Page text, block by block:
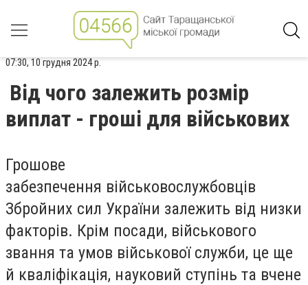
07:30, 10 грудня 2024 р.
Від чого залежить розмір
виплат - гроші для військових
Грошове
забезпечення військовослужбовців
Збройних сил України залежить від низки
факторів. Крім посади, військового
звання та умов військової служби, це ще
й кваліфікація, науковий ступінь та вчене